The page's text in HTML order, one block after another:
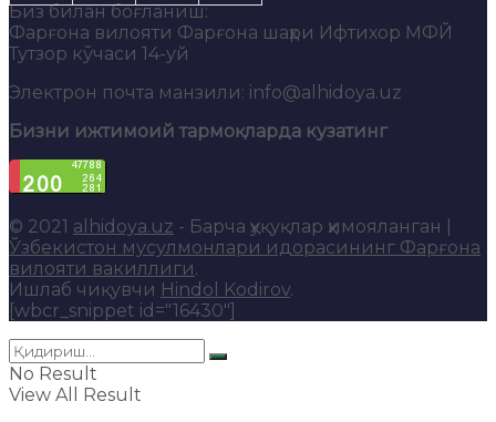
Биз билан боғланиш:
Фарғона вилояти Фарғона шаҳри Ифтихор МФЙ
Тутзор кўчаси 14-уй
Электрон почта манзили: info@alhidoya.uz
Бизни ижтимоий тармоқларда кузатинг
© 2021 alhidoya.uz - Барча ҳуқуқлар ҳимояланган |
Ўзбекистон мусулмонлари идорасининг Фарғона
вилояти вакиллиги.
Ишлаб чиқувчи Hindol Kodirov.
[wbcr_snippet id="16430"]
No Result
View All Result